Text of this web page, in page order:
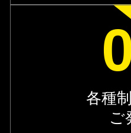
各種
ご